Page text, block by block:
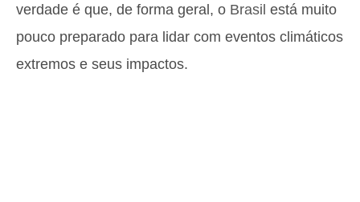
verdade é que, de forma geral, o Brasil está muito
pouco preparado para lidar com eventos climáticos
extremos e seus impactos.